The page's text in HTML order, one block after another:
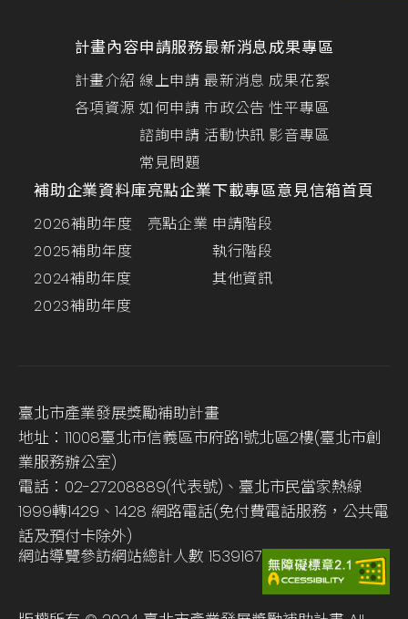
計畫內容
計畫介紹
各項資源
申請服務
線上申請
如何申請
諮詢申請
常見問題
最新消息
最新消息
市政公告
活動快訊
成果專區
成果花絮
性平專區
影音專區
補助企業資料庫
2026補助年度
2025補助年度
2024補助年度
2023補助年度
亮點企業
亮點企業
下載專區
申請階段
執行階段
其他資訊
意見信箱首頁
臺北市產業發展獎勵補助計畫
地址：11008臺北市信義區市府路1號北區2樓(臺北市創
業服務辦公室)
電話：02-27208889(代表號)、臺北市民當家熱線
1999轉1429、1428 網路電話(免付費電話服務，公共電
話及預付卡除外)
網站導覽參訪網站總計人數 1539167